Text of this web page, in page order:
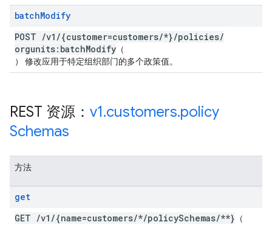
batchModify
POST /v1 /{customer=customers/*}/policies/
orgunits:batchModify （
） 修改应用于特定组织部门的多个政策值。
REST 资源： v1.customers.policy
Schemas
方法
get
GET /v1 /{name=customers/*/policySchemas/**} （